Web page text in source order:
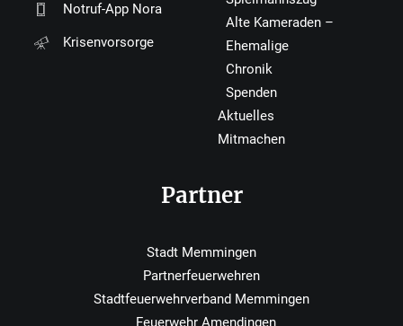
Notruf-App Nora
Krisenvorsorge
Alte Kameraden –
Ehemalige
Chronik
Spenden
Aktuelles
Mitmachen
Partner
Stadt Memmingen
Partnerfeuerwehren
Stadtfeuerwehrverband Memmingen
Feuerwehr Amendingen